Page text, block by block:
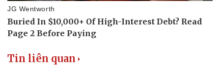
Tin liên quan